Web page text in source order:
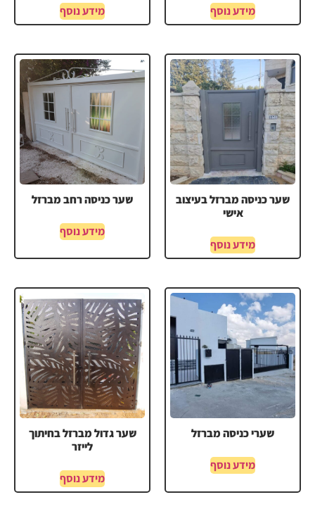
מידע נוסף מידע נוסף
שער כניסה מברזל בעיצוב
אישי
מידע נוסף
שער כניסה רחב מברזל
מידע נוסף
שערי כניסה מברזל
מידע נוסף
שער גדול מברזל בחיתוך
לייזר
מידע נוסף